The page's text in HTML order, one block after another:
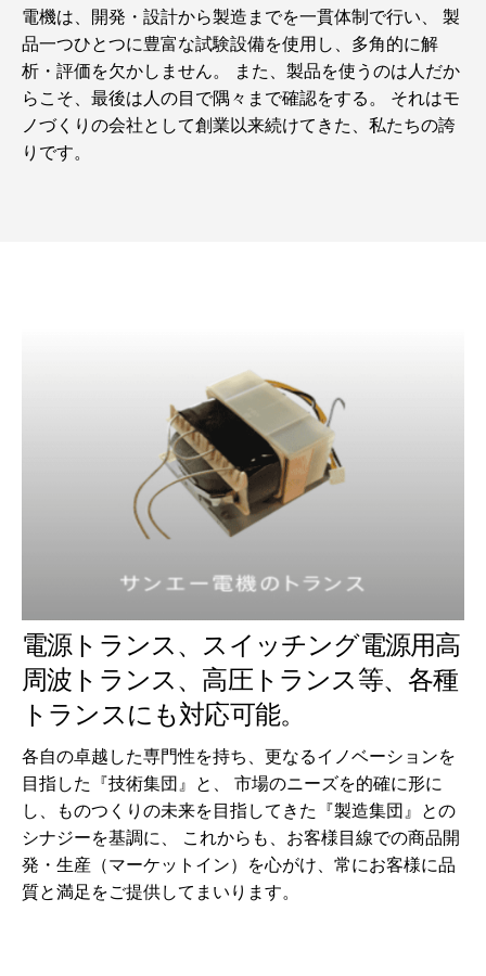
電機は、開発・設計から製造までを一貫体制で行い、 製
品一つひとつに豊富な試験設備を使用し、多角的に解
析・評価を欠かしません。 また、製品を使うのは人だか
らこそ、最後は人の目で隅々まで確認をする。 それはモ
ノづくりの会社として創業以来続けてきた、私たちの誇
りです。
電源トランス、スイッチング電源用高
周波トランス、高圧トランス等、各種
トランスにも対応可能。
各自の卓越した専門性を持ち、更なるイノベーションを
目指した『技術集団』と、 市場のニーズを的確に形に
し、ものつくりの未来を目指してきた『製造集団』との
シナジーを基調に、 これからも、お客様目線での商品開
発・生産（マーケットイン）を心がけ、常にお客様に品
質と満足をご提供してまいります。